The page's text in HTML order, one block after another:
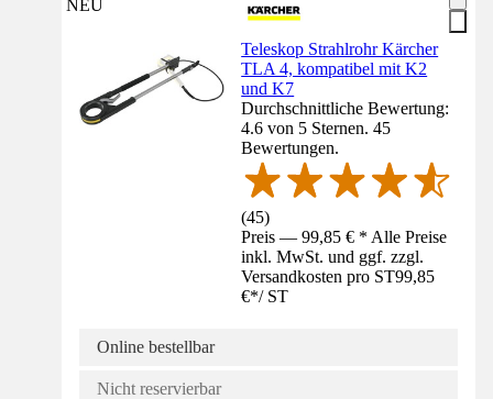
NEU
Teleskop Strahlrohr Kärcher
TLA 4, kompatibel mit K2
und K7
Durchschnittliche Bewertung:
4.6 von 5 Sternen. 45
Bewertungen.
(45)
Preis — 99,85 € * Alle Preise
inkl. MwSt. und ggf. zzgl.
Versandkosten pro ST99,85
€*/ ST
Online bestellbar
Nicht reservierbar